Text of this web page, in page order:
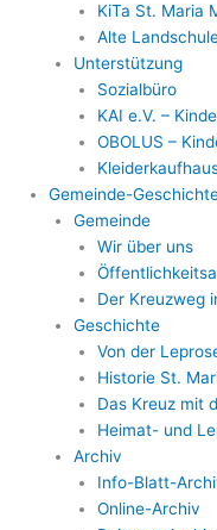
KiTa St. Maria
Alte
Unterstützung
Sozialbüro
KAI e.V. –
OBOLUS –
Gemeinde-
Gemeinde
Wir über uns
Der Kreuzweg
Geschichte
Von der
Historie St.
Das Kreuz mit
Heimat- und
Archiv
Info-Blatt-
Online-Archiv